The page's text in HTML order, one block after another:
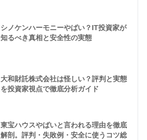
シノケンハーモニーやばい？IT投資家が
知るべき真相と安全性の実態
大和財託株式会社は怪しい？評判と実態
を投資家視点で徹底分析ガイド
東宝ハウスやばいと言われる理由を徹底
解剖。評判・失敗例・安全に使うコツ総